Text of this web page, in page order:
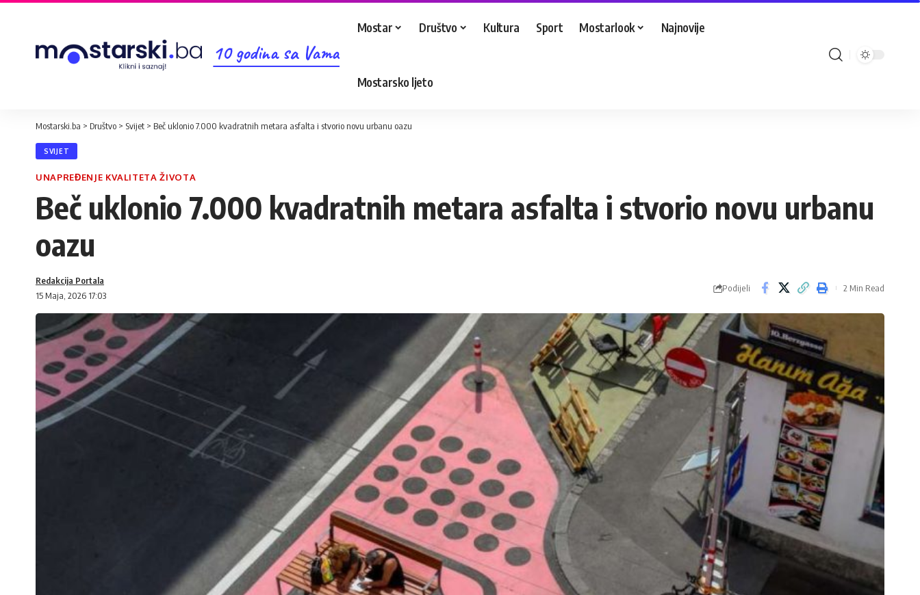
10 godina sa Vama
Mostar Društvo Kultura Sport Mostarlook Najnovije
Mostarsko ljeto
Mostarski.ba > Društvo > Svijet > Beč uklonio 7.000 kvadratnih metara asfalta i stvorio novu urbanu oazu
SVIJET
UNAPREĐENJE KVALITETA ŽIVOTA
Beč uklonio 7.000 kvadratnih metara asfalta i stvorio novu urbanu
oazu
15 Maja, 2026 17:03
Redakcija Portala
Podijeli 2 Min Read